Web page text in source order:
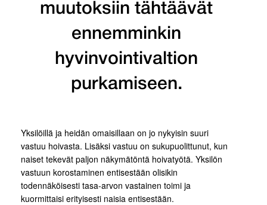
muutoksiin tähtäävät
ennemminkin
hyvinvointivaltion
purkamiseen.
Yksilöillä ja heidän omaisillaan on jo nykyisin suuri
vastuu hoivasta. Lisäksi vastuu on sukupuolittunut, kun
naiset tekevät paljon näkymätöntä hoivatyötä. Yksilön
vastuun korostaminen entisestään olisikin
todennäköisesti tasa-arvon vastainen toimi ja
kuormittaisi erityisesti naisia entisestään.